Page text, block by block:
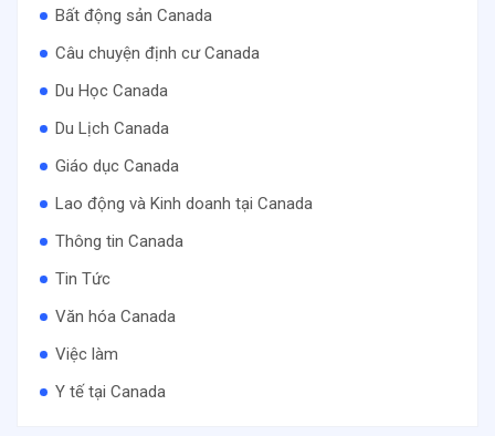
Bất động sản Canada
Câu chuyện định cư Canada
Du Học Canada
Du Lịch Canada
Giáo dục Canada
Lao động và Kinh doanh tại Canada
Thông tin Canada
Tin Tức
Văn hóa Canada
Việc làm
Y tế tại Canada